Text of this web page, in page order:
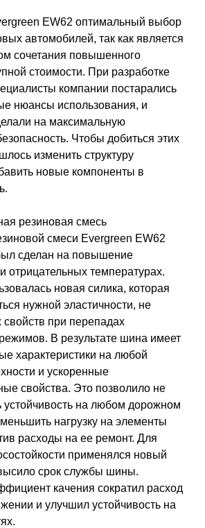
EW62 оптимальный выбор
автомобилей, так как является
сочетания повышенного
стоимости. При разработке
компании постарались
нюансы использования, и
на максимальную
Чтобы добиться этих
изменить структуру
новые компоненты в
резиновая смесь
смеси Evergreen EW62
сделан на повышение
отрицательных температурах.
новая силика, которая
нужной эластичности, не
при перепадах
В результате шина имеет
характеристики на любой
и ускоренные
свойства. Это позволило не
устойчивость на любом дорожном
нагрузку на элементы
расходы на ее ремонт. Для
применялся новый
срок службы шины.
качения сократил расход
и улучшил устойчивость на